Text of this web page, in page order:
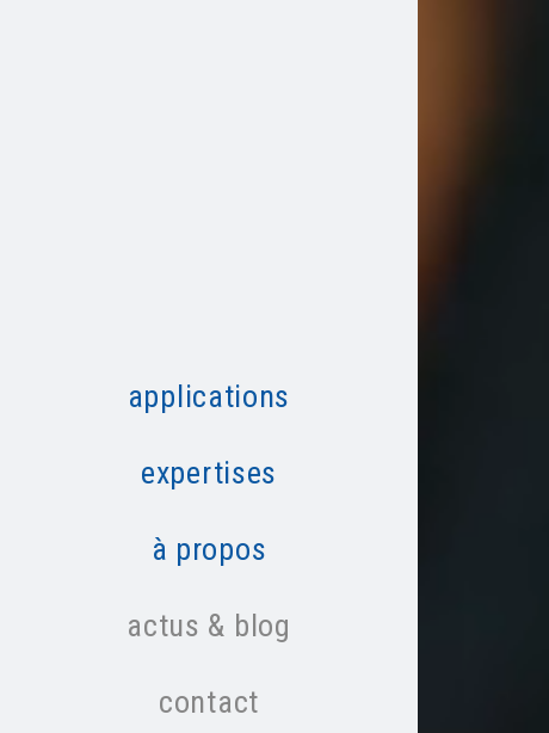
applications
expertises
à propos
actus & blog
contact